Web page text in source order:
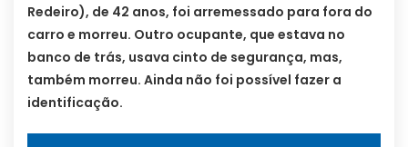
Redeiro), de 42 anos, foi arremessado para fora do
carro e morreu. Outro ocupante, que estava no
banco de trás, usava cinto de segurança, mas,
também morreu. Ainda não foi possível fazer a
identificação.